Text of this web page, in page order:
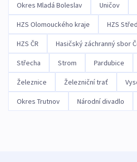
Okres Mladá Boleslav Uničov
HZS Olomouckého kraje HZS
HZS ČR Hasičský záchranný sbor
Střecha Strom Pardubice
Železnice Železniční trať
Okres Trutnov Národní divadlo